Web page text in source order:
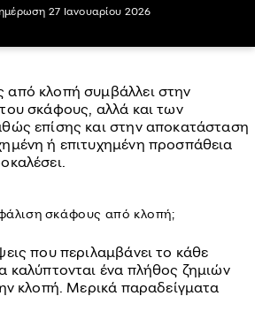
27 Ιανουαρίου 2026
κλοπή συμβάλλει στην
σκάφους, αλλά και των
επίσης και στην αποκατάσταση
ή επιτυχημένη προσπάθεια
σκάφους από κλοπή;
που περιλαμβάνει το κάθε
καλύπτονται ένα πλήθος ζημιών
κλοπή. Μερικά παραδείγματα